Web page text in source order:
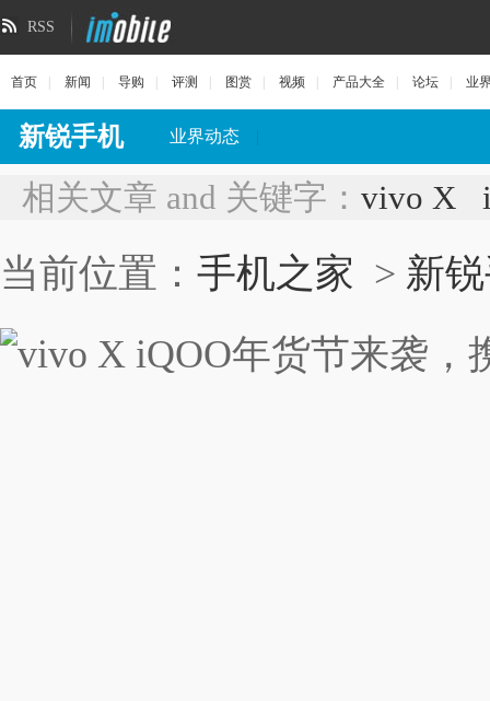
RSS
首页 新闻 导购 评测 图赏 视频 产品大全 论坛 业
新锐手机 业界动态
相关文章 and 关键字： vivo X
当前位置： 手机之家 > 新